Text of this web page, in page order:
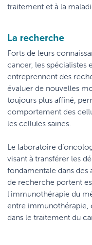
traitement et à la
La recherche
Forts de leurs
cancer, les spécialistes
entreprennent des
évaluer de nouvelles
toujours plus affiné,
comportement des
les cellules saines.
Le laboratoire
visant à transférer les
fondamentale dans des
de recherche portent
l'immunothérapie du
entre immunothérapie,
dans le traitement du